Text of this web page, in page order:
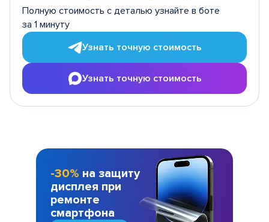
Полную стоимость с деталью узнайте в боте
за 1 минуту
Узнать точную стоимость
Узнать точную стоимость
-30% на защиту
дисплея при
ремонте
смартфона